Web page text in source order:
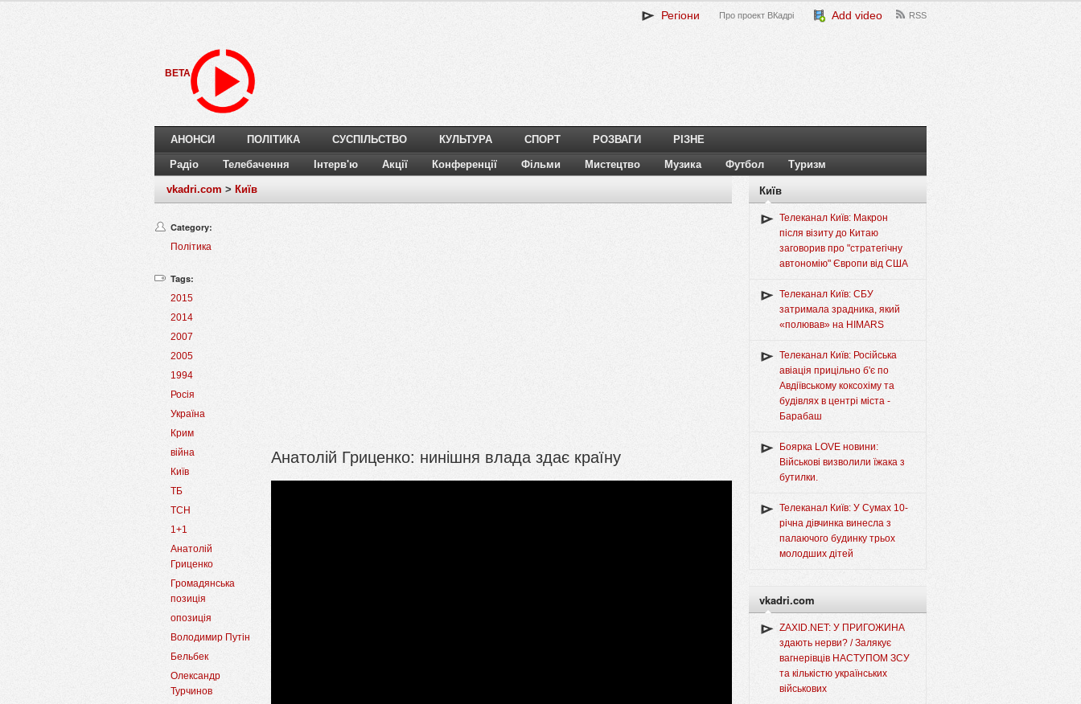
Регіони Про проект ВКадрі Add video RSS
BETA
АНОНСИ ПОЛІТИКА СУСПІЛЬСТВО КУЛЬТУРА СПОРТ РОЗВАГИ РІЗНЕ
Радіо Телебачення Інтерв'ю Акції Конференції Фільми Мистецтво Музика Футбол Туризм
vkadri.com > Київ
Category:
Політика
Tags:
2015
2014
2007
2005
1994
Росія
Україна
Крим
війна
Київ
ТБ
ТСН
1+1
Анатолій
Гриценко
Громадянська
позиція
опозиція
Володимир Путін
Бельбек
Олександр
Турчинов
Анатолій Гриценко: нинішня влада здає країну
Київ
Телеканал Київ: Макрон
після візиту до Китаю
заговорив про "стратегічну
автономію" Європи від США
Телеканал Київ: СБУ
затримала зрадника, який
«полював» на HIMARS
Телеканал Київ: Російська
авіація прицільно б'є по
Авдіївському коксохіму та
будівлях в центрі міста -
Барабаш
Боярка LOVE новини:
Військові визволили їжака з
бутилки.
Телеканал Київ: У Сумах 10-
річна дівчинка винесла з
палаючого будинку трьох
молодших дітей
vkadri.com
ZAXID.NET: У ПРИГОЖИНА
здають нерви? / Залякує
вагнерівців НАСТУПОМ ЗСУ
та кількістю українських
військових